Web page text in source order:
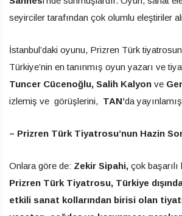
seyirciler tarafından çok olumlu eleştiriler
İstanbul’daki oyunu, Prizren Türk
Türkiye’nin en tanınmış oyun yazarı ve
Tuncer Cücenoğlu, Salih Kalyon ve
izlemiş ve görüşlerini, TAN’da
– Prizren Türk Tiyatrosu’nun Hazin
Onlara göre de: Zekir Sipahi, çok
Prizren Türk Tiyatrosu, Türkiye
etkili sanat kollarından birisi olan